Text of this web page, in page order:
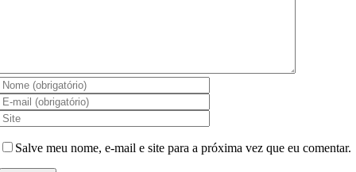
Salve meu nome, e-mail e site para a próxima vez que eu comentar.